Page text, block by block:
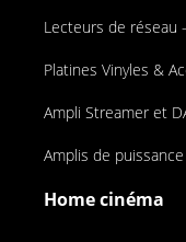
Lecteurs de réseau
Platines Vinyles &
Ampli Streamer et
Amplis de
Home cinéma